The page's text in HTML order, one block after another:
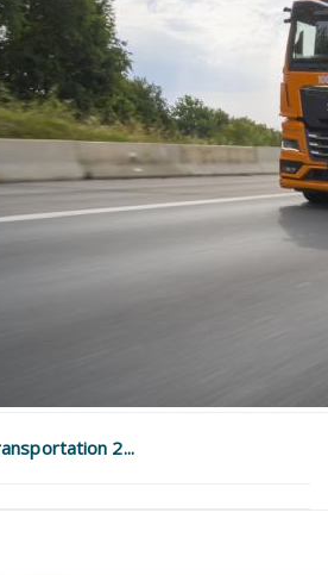
2...